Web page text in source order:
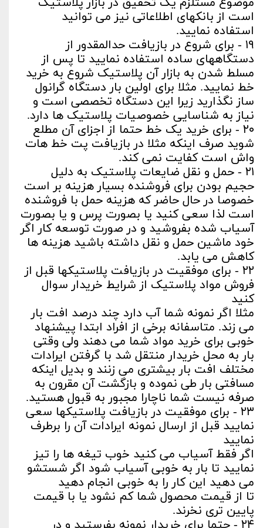
است از بانکهای اطلاعاتی نیز می توانید
استفاده نمایید.
۱۹ - برای شروع در بازیافت حدالمقدور از
دستگاههای ساده استفاده نمایید تا پس از
مسلط شدن به بازار آن پلاستیک شروع به خرید
خط نمایید. مثلا برای اولین بار دستگاه گرانول
ساز نگذارید زیرا این دستگاه تخصصی است و
نیاز به شناسایی خصوصیات پلاستیک ها دارد.
۲۰ - برای خرید یک خط حتما از اجزای آن مطلع
شوید صرف اینکه مثلا در بازیافت پت خط هات
واش است کفایت نمی کند.
۲۱ - حمل و نقل ضایعات پلاستیک به دلیل
حجیم بودن برای فروشنده بسیار هزینه بر است
خصوصا در حال حاضر که هزینه حمل با فروشنده
است لذا سعی کنید یا بصورت پرس و یا بصورت
آسیاب شده بفروشید و در صورت توسعه کار اگر
خود ماشین حمل و نقل داشته باشید هزینه ها
کاهش می یابد.
۲۲ - برای موفقیت در بازیافت پلاستیکها قبل از
فروش مواد پلاستیک از شرایط خریدار سوال
کنید
مثلا اگر نمونه شما آب دارد چند درصد افت بار
می زند. متاسفانه برخی از افراد ابتدا پیشنهاد
خوبی برای خرید مواد شما می دهند ولی وقتی
بار به محل خریدار منتقل شد با گرفتن ایرادات
مختلف افت بار بیشتری می زنند و بدیل اینکه
مسافتی بار طی نموده و بازگشت آن مقرون به
صرفه نیست شما ناچارا مجبور به قبول هستید.
۲۳ - برای موفقیت در بازیافت پلاستیکها سعی
نمایید قبل از ارسال نمونه ایرادات آن را برطرف
نمایید
اگر فقط آسیاب می کنید خوب تیغه ها را تیز
نمایید تا بار به خوبی آسیاب شود اگر شستشو
می دهید این کار را به خوبی انجام دهید
تا از قیمت محصول شما کم نشود یا با قیمت
پایین تری نخرند.